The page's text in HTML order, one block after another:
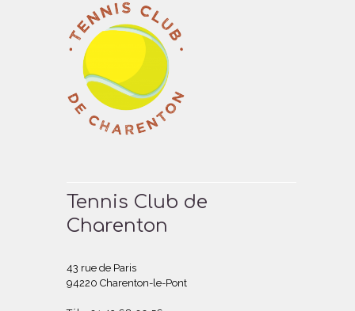
Tennis Club de
Charenton
43 rue de Paris
94220 Charenton-le-Pont